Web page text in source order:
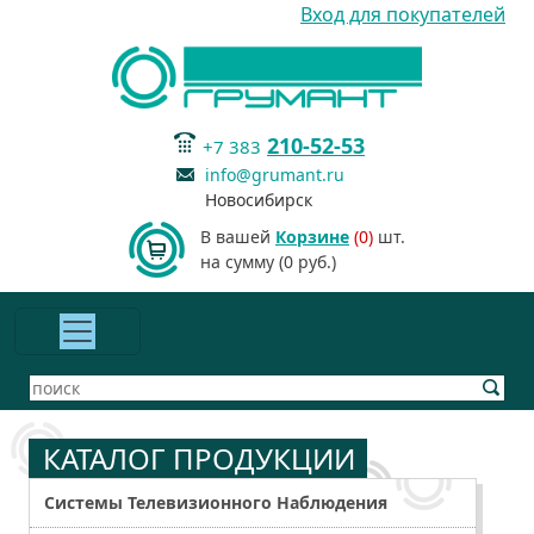
Вход для покупателей
+7 383 210-52-53
info@grumant.ru
Новосибирск
В вашей Корзине (0) шт.
на сумму (0 руб.)
КАТАЛОГ ПРОДУКЦИИ
Системы Телевизионного Наблюдения